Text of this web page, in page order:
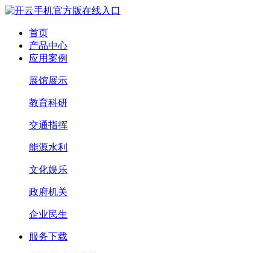
首页
产品中心
应用案例
展馆展示
教育科研
交通指挥
能源水利
文化娱乐
政府机关
企业民生
服务下载